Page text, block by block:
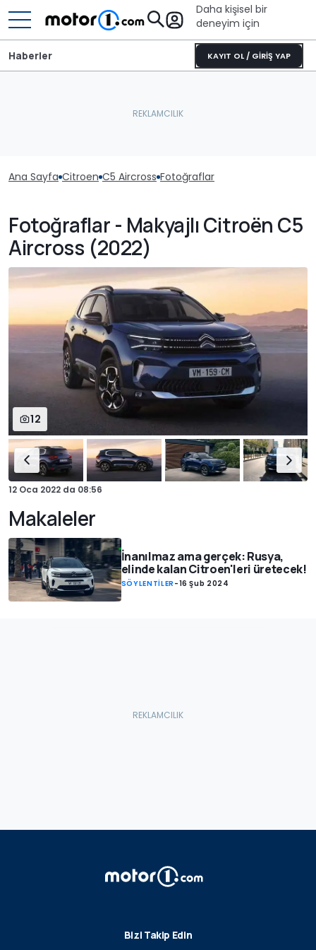
Daha kişisel bir
deneyim için
KAYIT OL / GİRİŞ YAP
Haberler
Ana Sayfa Citroen C5 Aircross Fotoğraflar
Fotoğraflar - Makyajlı Citroën C5
Aircross (2022)
12
12 Oca 2022 da 08:56
Makaleler
İnanılmaz ama gerçek: Rusya,
elinde kalan Citroen'leri üretecek!
SÖYLENTİLER -16 Şub 2024
Bizi Takip Edin